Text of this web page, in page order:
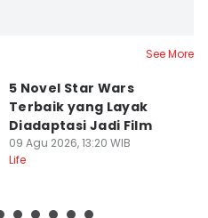
See More
5 Novel Star Wars
Terbaik yang Layak
Diadaptasi Jadi Film
09 Agu 2026, 13:20 WIB
Life